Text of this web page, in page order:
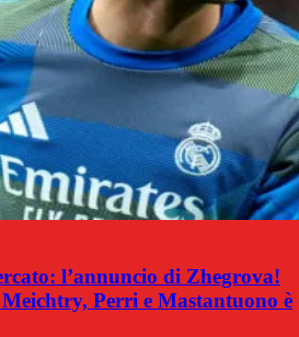
l’annuncio di Zhegrova!
Perri e Mastantuono è